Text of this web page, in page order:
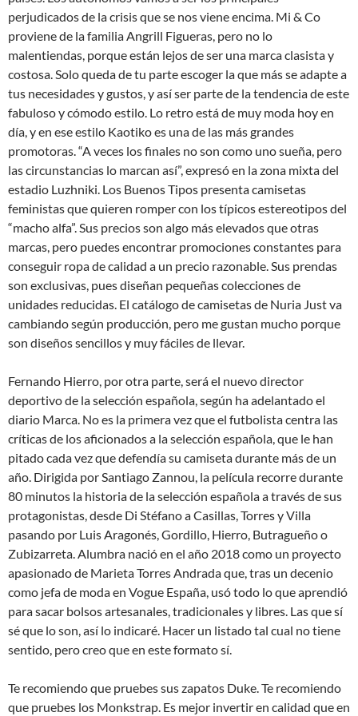
perjudicados de la crisis que se nos viene encima. Mi & Co
proviene de la familia Angrill Figueras, pero no lo
malentiendas, porque están lejos de ser una marca clasista y
costosa. Solo queda de tu parte escoger la que más se adapte a
tus necesidades y gustos, y así ser parte de la tendencia de este
fabuloso y cómodo estilo. Lo retro está de muy moda hoy en
día, y en ese estilo Kaotiko es una de las más grandes
promotoras. “A veces los finales no son como uno sueña, pero
las circunstancias lo marcan así”, expresó en la zona mixta del
estadio Luzhniki. Los Buenos Tipos presenta camisetas
feministas que quieren romper con los típicos estereotipos del
“macho alfa”. Sus precios son algo más elevados que otras
marcas, pero puedes encontrar promociones constantes para
conseguir ropa de calidad a un precio razonable. Sus prendas
son exclusivas, pues diseñan pequeñas colecciones de
unidades reducidas. El catálogo de camisetas de Nuria Just va
cambiando según producción, pero me gustan mucho porque
son diseños sencillos y muy fáciles de llevar.
Fernando Hierro, por otra parte, será el nuevo director
deportivo de la selección española, según ha adelantado el
diario Marca. No es la primera vez que el futbolista centra las
críticas de los aficionados a la selección española, que le han
pitado cada vez que defendía su camiseta durante más de un
año. Dirigida por Santiago Zannou, la película recorre durante
80 minutos la historia de la selección española a través de sus
protagonistas, desde Di Stéfano a Casillas, Torres y Villa
pasando por Luis Aragonés, Gordillo, Hierro, Butragueño o
Zubizarreta. Alumbra nació en el año 2018 como un proyecto
apasionado de Marieta Torres Andrada que, tras un decenio
como jefa de moda en Vogue España, usó todo lo que aprendió
para sacar bolsos artesanales, tradicionales y libres. Las que sí
sé que lo son, así lo indicaré. Hacer un listado tal cual no tiene
sentido, pero creo que en este formato sí.
Te recomiendo que pruebes sus zapatos Duke. Te recomiendo
que pruebes los Monkstrap. Es mejor invertir en calidad que en